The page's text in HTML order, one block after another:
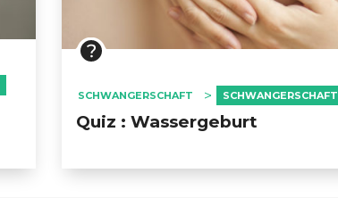
SCHWANGERSCHAFT SCHWANGERSCHAFT
Quiz : Wassergeburt